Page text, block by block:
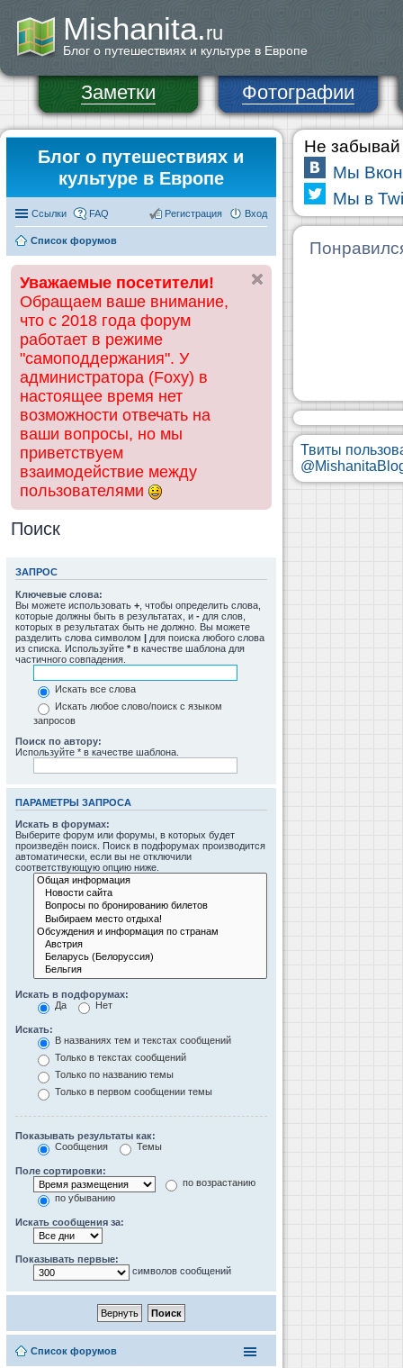
Mishanita.ru
Блог о путешествиях и культуре в Европе
Заметки Фотографии
Блог о путешествиях и
культуре в Европе
Ссылки FAQ Вход
Регистрация
Список форумов
Уважаемые посетители!
Обращаем ваше внимание,
что с 2018 года форум
работает в режиме
"самоподдержания". У
администратора (Foxy) в
настоящее время нет
возможности отвечать на
ваши вопросы, но мы
приветствуем
взаимодействие между
пользователями
Поиск
ЗАПРОС
Ключевые слова:
Вы можете использовать + , чтобы определить слова,
которые должны быть в результатах, и - для слов,
которых в результатах быть не должно. Вы можете
разделить слова символом | для поиска любого слова
из списка. Используйте * в качестве шаблона для
частичного совпадения.
Искать все слова
Искать любое слово/поиск с языком
запросов
Поиск по автору:
Используйте * в качестве шаблона.
ПАРАМЕТРЫ ЗАПРОСА
Искать в форумах:
Выберите форум или форумы, в которых будет
произведён поиск. Поиск в подфорумах производится
автоматически, если вы не отключили
соответствующую опцию ниже.
Искать в подфорумах:
Да
Нет
Искать:
В названиях тем и текстах сообщений
Только в текстах сообщений
Только по названию темы
Только в первом сообщении темы
Показывать результаты как:
Сообщения
Темы
Поле сортировки:
по возрастанию
по убыванию
Искать сообщения за:
Показывать первые:
символов сообщений
Список форумов
Не забывай
Мы
Мы в
Твиты